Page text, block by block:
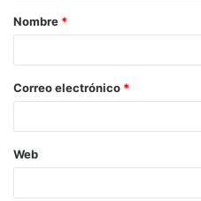
Nombre *
Correo electrónico *
Web